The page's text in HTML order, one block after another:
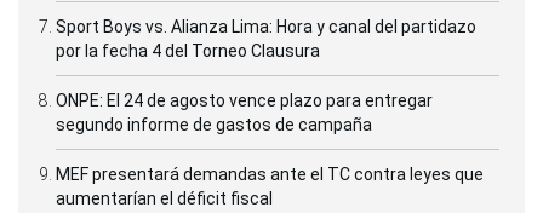
Sport Boys vs. Alianza Lima: Hora y canal del partidazo
por la fecha 4 del Torneo Clausura
ONPE: El 24 de agosto vence plazo para entregar
segundo informe de gastos de campaña
MEF presentará demandas ante el TC contra leyes que
aumentarían el déficit fiscal